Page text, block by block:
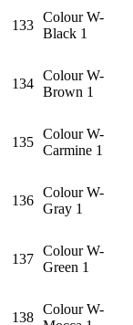
133
Colour W-
Black 1
134
Colour W-
Brown 1
135
Colour W-
Carmine 1
136
Colour W-
Gray 1
137
Colour W-
Green 1
138
Colour W-